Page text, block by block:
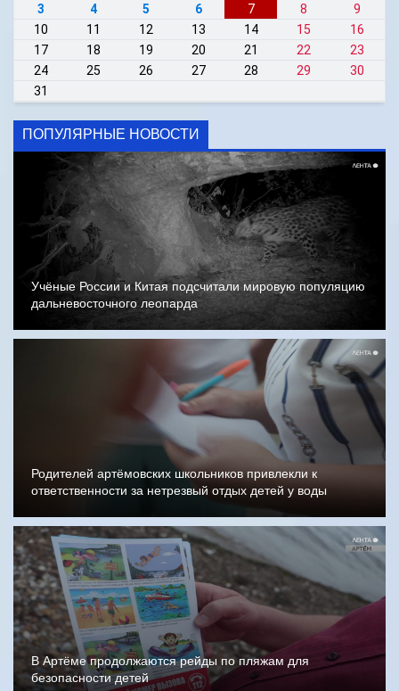
3
4 5 6 7 8
9
10
11 12 13 14 15
16
17
18 19 20 21 22
23
24
25 26 27 28 29
30
31
ПОПУЛЯРНЫЕ НОВОСТИ
Учёные России и Китая подсчитали мировую популяцию
дальневосточного леопарда
Родителей артёмовских школьников привлекли к
ответственности за нетрезвый отдых детей у воды
В Артёме продолжаются рейды по пляжам для
безопасности детей